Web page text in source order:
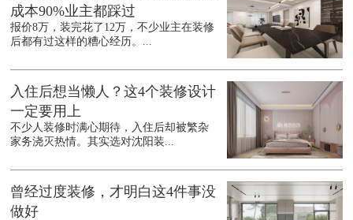
成本90%业主都踩过
报价8万，装完花了12万，不少业主在装修
后都有过这样的糟心经历。...
入住后想当懒人？这4个装修设计
一定要用上
不少人装修时满心期待，入住后却被繁杂
家务浇灭热情。其实选对沈阳装...
曾经过度装修，才明白这4件事没
做好